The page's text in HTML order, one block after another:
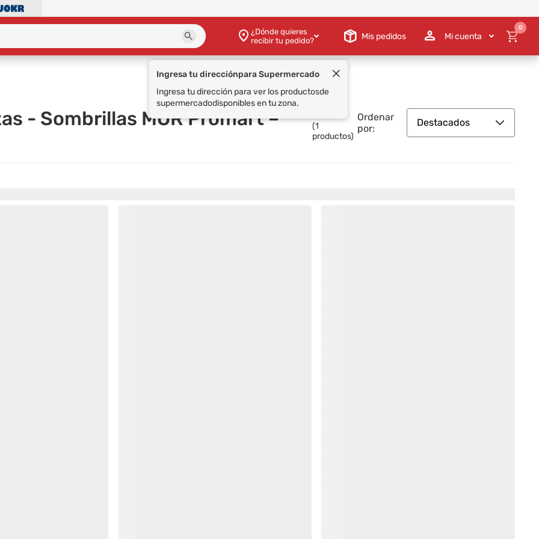
¿Dónde quieres
recibir tu pedido?
Mis pedidos Mi cuenta
0
Ingresa tu direcciónpara Supermercado
Ingresa tu dirección para ver los productosde
supermercadodisponibles en tu zona.
- Sombrillas MOR Promart –
(1
productos)
Ordenar
por:
Destacados